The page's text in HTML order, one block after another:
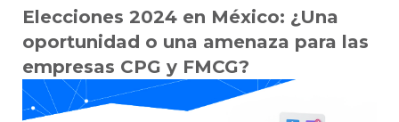
Elecciones 2024 en México: ¿Una
oportunidad o una amenaza para las
empresas CPG y FMCG?